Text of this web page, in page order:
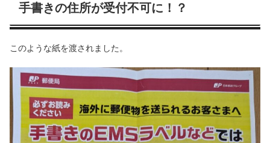
手書きの住所が受付不可に！？
このような紙を渡されました。